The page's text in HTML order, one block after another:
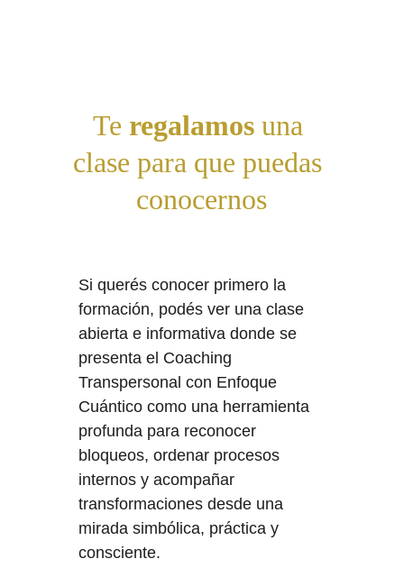
Te regalamos una
clase para que puedas
conocernos
Si querés conocer primero la
formación, podés ver una clase
abierta e informativa donde se
presenta el Coaching
Transpersonal con Enfoque
Cuántico como una herramienta
profunda para reconocer
bloqueos, ordenar procesos
internos y acompañar
transformaciones desde una
mirada simbólica, práctica y
consciente.